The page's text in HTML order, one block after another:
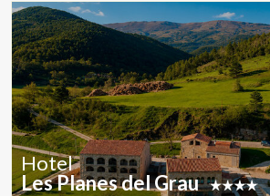
CA ES EN FR
Hotel
Les Planes del Grau